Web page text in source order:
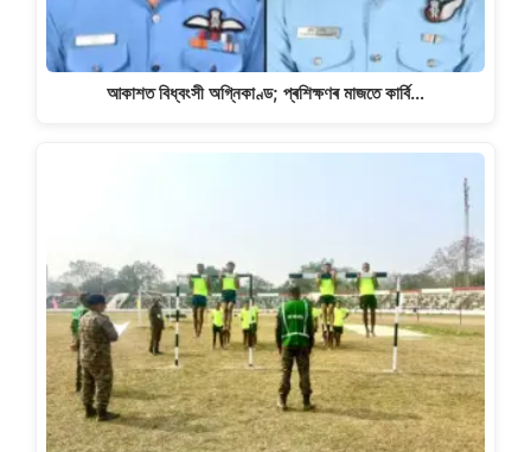
আকাশত বিধ্বংসী অগ্নিকাণ্ড; প্ৰশিক্ষণৰ মাজতে কাৰ্বি…